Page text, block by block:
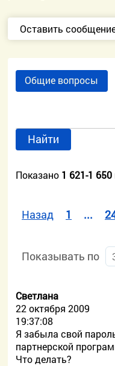
Оставить
Общие вопросы
Найти
Показано 1 621-1 650
Назад 1 ...
Показывать по
Светлана
22 октября 2009
19:37:08
Я забыла свой
партнерской
Что делать?